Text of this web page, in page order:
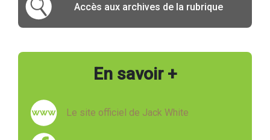
Accès aux archives de la rubrique
En savoir +
Le site officiel de Jack White